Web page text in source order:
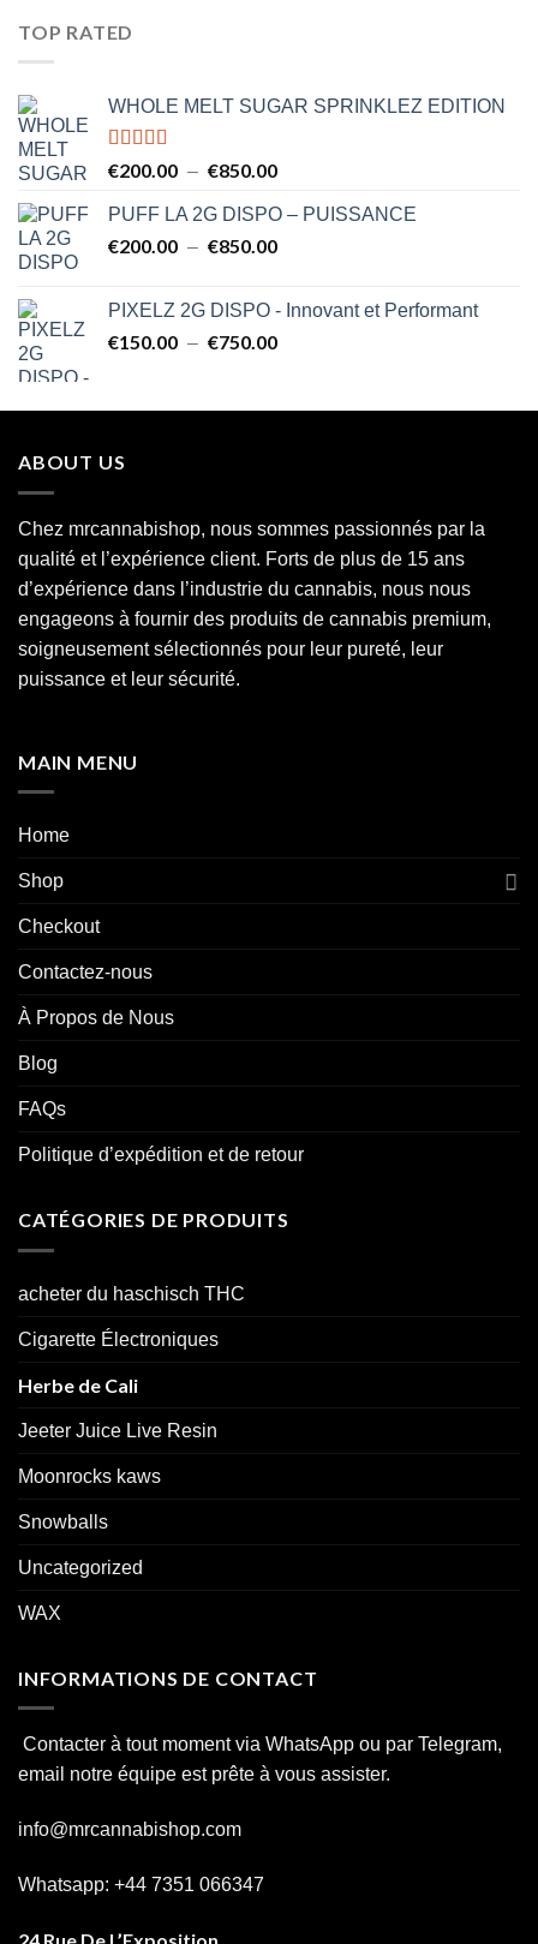
TOP RATED
WHOLE MELT SUGAR SPRINKLEZ EDITION
Note5.00
€200.00 – €850.00Plage
prix :
€200.00
PUFF LA 2G DISPO – PUISSANCE
€200.00 – €850.00Plage
€200.00
à
PIXELZ 2G DISPO - Innovant et Performant
€150.00 – €750.00Plage
€150.00
ABOUT US
Chez mrcannabishop, nous sommes passionnés par la
qualité et l’expérience client. Forts de plus de 15 ans
d’expérience dans l’industrie du cannabis, nous nous
engageons à fournir des produits de cannabis premium,
soigneusement sélectionnés pour leur pureté, leur
puissance et leur sécurité.
MAIN MENU
Home
Shop
Checkout
Contactez-nous
À Propos de Nous
Blog
FAQs
Politique d’expédition et de retour
CATÉGORIES DE PRODUITS
acheter du haschisch THC
Cigarette Électroniques
Herbe de Cali
Jeeter Juice Live Resin
Moonrocks kaws
Snowballs
Uncategorized
WAX
INFORMATIONS DE CONTACT
Contacter à tout moment via WhatsApp ou par Telegram,
email notre équipe est prête à vous assister.
info@mrcannabishop.com
Whatsapp: +44 7351 066347